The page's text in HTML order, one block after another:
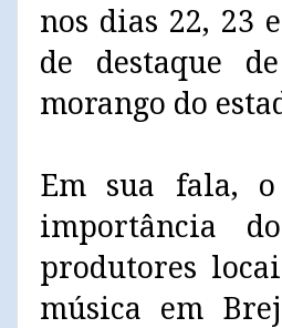
nos dias 22, 23
de destaque
morango do
Em sua fala, o
importância
produtores
música em